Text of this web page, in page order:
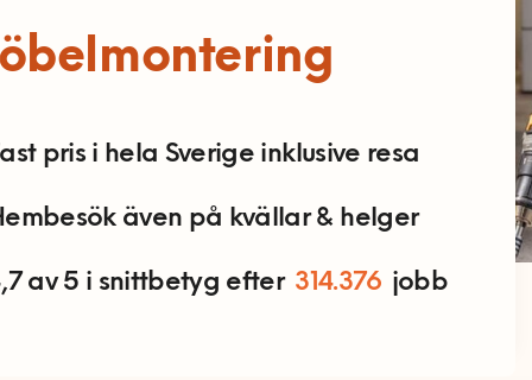
pris i hela Sverige inklusive resa
även på kvällar & helger
av 5 i snittbetyg efter 314.376 jobb